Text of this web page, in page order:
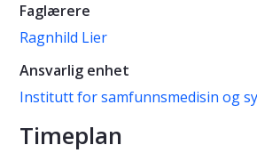
Faglærere
Ragnhild Lier
Ansvarlig enhet
Institutt for samfunnsmedisin og
Timeplan